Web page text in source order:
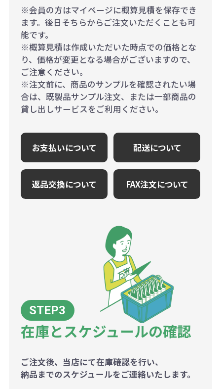
※会員の方はマイページに概算見積を保存でき
ます。後日そちらからご注文いただくことも可
能です。
※概算見積は作成いただいた時点での価格とな
り、価格が変更となる場合がございますので、
ご注意ください。
※注文前に、商品のサンプルを確認されたい場
合は、既製品サンプル注文、または一部商品の
貸し出しサービスをご利用ください。
お支払いについて 配送について
返品交換について FAX注文について
在庫とスケジュールの確認
ご注文後、当店にて在庫確認を行い、
納品までのスケジュールをご連絡いたします。